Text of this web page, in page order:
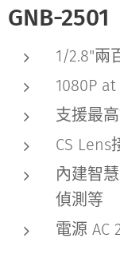
GNB-2501
1/2.8"兩
1080P
支援最
CS Lens
內建智
偵測等
電源 AC